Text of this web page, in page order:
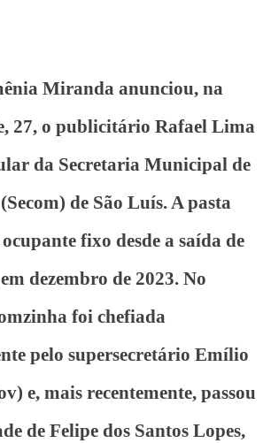
Miranda anunciou, na
27, o publicitário Rafael Lima
da Secretaria Municipal de
de São Luís. A pasta
fixo desde a saída de
dezembro de 2023. No
foi chefiada
pelo supersecretário Emílio
e, mais recentemente, passou
de Felipe dos Santos Lopes,